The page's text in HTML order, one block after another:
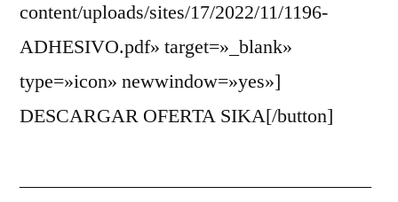
content/uploads/sites/17/2022/11/1196-
ADHESIVO.pdf» target=»_blank»
type=»icon» newwindow=»yes»]
DESCARGAR OFERTA SIKA[/button]